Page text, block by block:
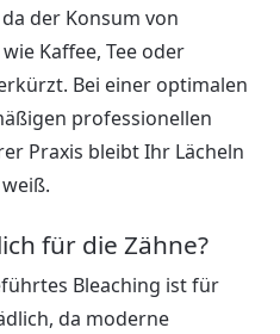
der Konsum von
Kaffee, Tee oder
Bei einer optimalen
professionellen
Praxis bleibt Ihr Lächeln
für die Zähne?
Bleaching ist für
da moderne